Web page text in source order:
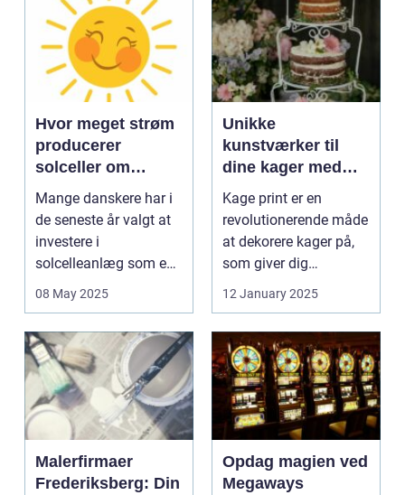
Hvor meget strøm
producerer
solceller om
vinteren?
Mange danskere har i
de seneste år valgt at
investere i
solcelleanlæg som en
bæred...
08 May 2025
Unikke
kunstværker til
dine kager med
kage print
Kage print er en
revolutionerende måde
at dekorere kager på,
som giver dig
mulighed for ...
12 January 2025
Malerfirmaer
Frederiksberg: Din
Opdag magien ved
Megaways